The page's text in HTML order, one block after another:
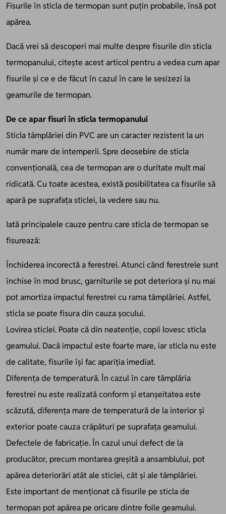
Fisurile în sticla de termopan sunt puțin probabile, însă pot
apărea.
Dacă vrei să descoperi mai multe despre fisurile din sticla
termopanului, citește acest articol pentru a vedea cum apar
fisurile și ce e de făcut în cazul în care le sesizezi la
geamurile de termopan.
De ce apar fisuri în sticla termopanului
Sticla tâmplăriei din PVC are un caracter rezistent la un
număr mare de intemperii. Spre deosebire de sticla
convențională, cea de termopan are o duritate mult mai
ridicată. Cu toate acestea, există posibilitatea ca fisurile să
apară pe suprafața sticlei, la vedere sau nu.
Iată principalele cauze pentru care sticla de termopan se
fisurează:
Închiderea incorectă a ferestrei. Atunci când ferestrele sunt
închise în mod brusc, garniturile se pot deteriora și nu mai
pot amortiza impactul ferestrei cu rama tâmplăriei. Astfel,
sticla se poate fisura din cauza șocului.
Lovirea sticlei. Poate că din neatenție, copii lovesc sticla
geamului. Dacă impactul este foarte mare, iar sticla nu este
de calitate, fisurile își fac apariția imediat.
Diferența de temperatură. În cazul în care tâmplăria
ferestrei nu este realizată conform și etanșeitatea este
scăzută, diferența mare de temperatură de la interior și
exterior poate cauza crăpături pe suprafața geamului.
Defectele de fabricație. În cazul unui defect de la
producător, precum montarea greșită a ansamblului, pot
apărea deteriorări atât ale sticlei, cât și ale tâmplăriei.
Este important de menționat că fisurile pe sticla de
termopan pot apărea pe oricare dintre foile geamului.